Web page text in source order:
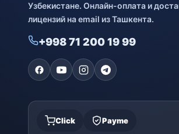
Узбекистане. Онлайн-оплата и
лицензий на email из Ташкента.
+998 71 200 19 99
Click Payme